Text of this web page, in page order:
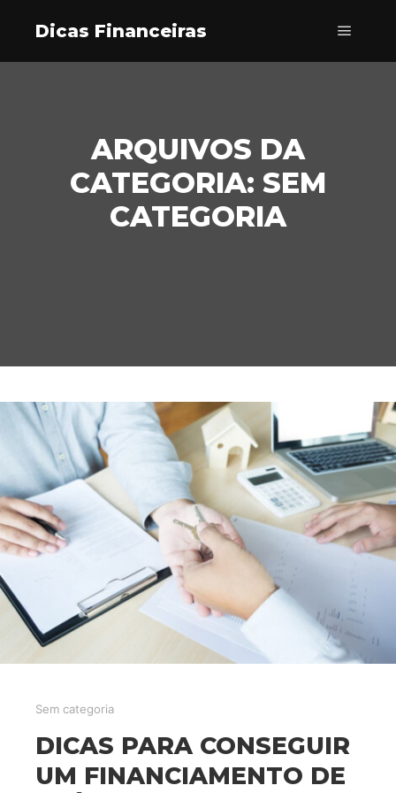
Dicas Financeiras
ARQUIVOS DA
CATEGORIA: SEM
CATEGORIA
Sem categoria
DICAS PARA CONSEGUIR
UM FINANCIAMENTO DE